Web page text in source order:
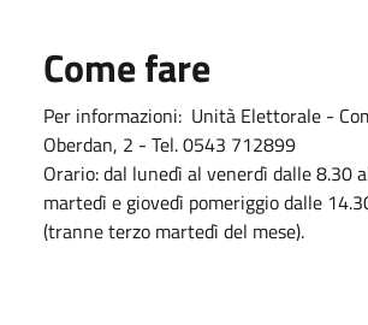
Come fare
Per informazioni: Unità Elettorale -
Oberdan, 2 - Tel. 0543 712899
Orario: dal lunedì al venerdì dalle 8.30
martedì e giovedì pomeriggio dalle
(tranne terzo martedì del mese).